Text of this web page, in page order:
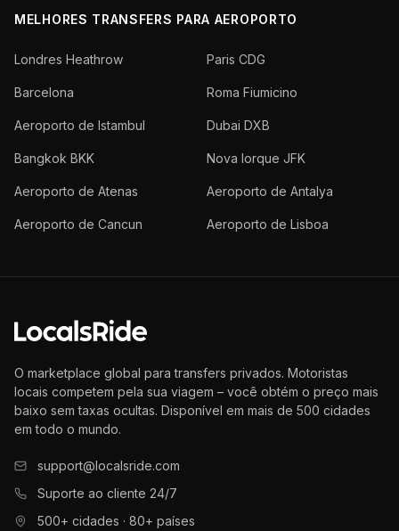
MELHORES TRANSFERS PARA AEROPORTO
Londres Heathrow Paris CDG
Barcelona Roma Fiumicino
Aeroporto de Istambul Dubai DXB
Bangkok BKK Nova Iorque JFK
Aeroporto de Atenas Aeroporto de Antalya
Aeroporto de Cancun Aeroporto de Lisboa
O marketplace global para transfers privados. Motoristas
locais competem pela sua viagem – você obtém o preço mais
baixo sem taxas ocultas. Disponível em mais de 500 cidades
em todo o mundo.
support@localsride.com
Suporte ao cliente 24/7
500+ cidades · 80+ países